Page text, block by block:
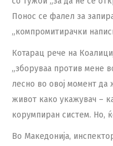
Понос се фалел за
„компромитирачки
Котарац рече на
„зборуваа против мене
лесно во овој момент
живот како укажувач –
корумпиран систем. Но,
Во Македонија,